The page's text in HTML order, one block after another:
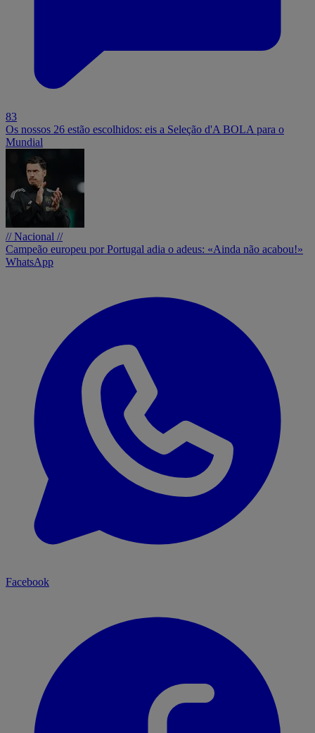
83
Os nossos 26 estão escolhidos: eis a Seleção d'A BOLA para o
Mundial
// Nacional //
Campeão europeu por Portugal adia o adeus: «Ainda não acabou!»
WhatsApp
Facebook